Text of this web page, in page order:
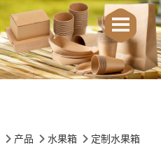
产品 水果箱 定制水果箱